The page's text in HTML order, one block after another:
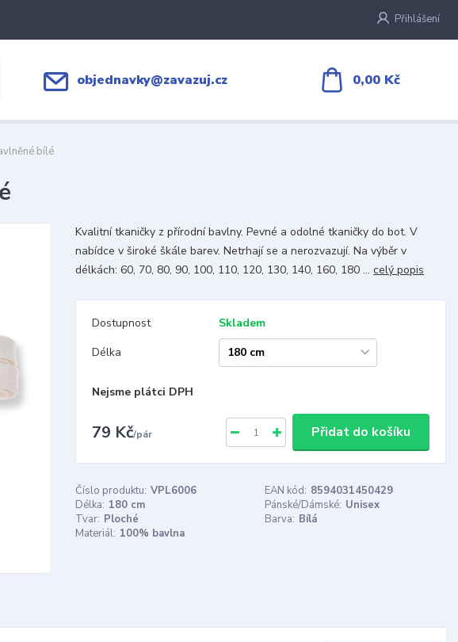
Přihlášení
objednavky@zavazuj.cz 0,00 Kč
bílé
Kvalitní tkaničky z přírodní bavlny. Pevné a odolné tkaničky do bot. V
nabídce v široké škále barev. Netrhají se a nerozvazují. Na výběr v
délkách: 60, 70, 80, 90, 100, 110, 120, 130, 140, 160, 180 ...celý popis
Dostupnost
Skladem
Délka
Nejsme plátci DPH
79 Kč/pár Přidat do košíku
Číslo produktu: VPL6006 EAN kód: 8594031450429
Délka: 180 cm Pánské/Dámské: Unisex
Tvar: Ploché Barva: Bílá
Materiál: 100% bavlna